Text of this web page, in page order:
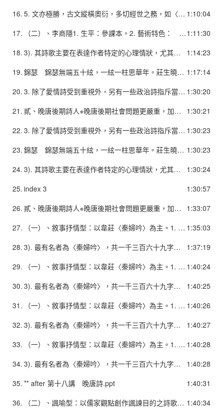
1:10:04
16.
5. 文亦極勝，古文縱橫奧衍，多切經世之務，如〈守論〉。〈阿房宮賦〉以文為賦，為歐陽修〈秋聲賦〉、蘇軾〈赤壁賦〉之先聲。○洪亮吉以為唐代詩文兼擅者，惟韓、柳、小杜。
1:11:30
17.
（二）、李商隱1. 生平：參課本。2. 藝術特色： 1). 李商隱詩律細密工麗，頗有杜甫風格。 2). 幽微隱約的詩歌美（李賀已啟其端）：自覺使用瑰麗意象，冷僻典故，重疊隱喻，營造迷離而朦朧的意境，如〈錦瑟〉詩一類。這種作品擴大了詩歌的感情容量，提供更細膩、更複雜的表現方式，為唐詩開僻了新的天地
1:14:23
18.
3). 其詩歌主要在表達作者特定的心理情狀，尤其是作者的熱切追求或心緒的憂傷，情緒是其關注的焦點，但是在表現手法上，則較為直觀，重視意象的選擇綴合。 a. 不著重具體內容的表達，而主要在透過特殊意象的選取與綴合，以突顯其內心的感受及情緒。 b. 不注意情節與事理邏輯（敘事和議論被抽掉了）而多以作者潛在流動的心緒來建構詩中的意脈，有時流露出的情緒層次會有跳躍性的套疊。
1:17:14
19.
錦瑟 錦瑟無端五十絃，一絃一柱思華年。莊生曉夢迷蝴蝶，望帝春心託杜鵑。滄海月明珠有淚，藍田日暖玉生煙。此情可待成追憶，只是當時已惘然。
1:30:20
20.
3. 除了愛情詩受到重視外，另有一些政治詩指斥當時政治之亂象，抒發悲憤之情。4. 其詩在詮釋上面有諸多可能，意旨隱晦，往往被詩評家認為是寄託深微的作品。5.為北宋初期詩壇如楊億諸人「西昆體」追隨模範的對象。
1:30:21
21.
貳、晚唐後期詩人※晚唐後期社會問題更嚴重，加上戰禍頻仍，人民生活愈加痛苦。※此時詩歌可分三類：社會寫實、淡泊冷漠、愛情詩。一、社會寫實：※揭示社會殘破與人民苦難的詩。又有兩類：敘事抒情型及諷喻型。 （一）、敘事抒情型：以韋莊〈秦婦吟〉為主。 （二）、諷喻型：以儒家觀點創作諷諫目的之詩歌。
1:30:23
22.
3. 除了愛情詩受到重視外，另有一些政治詩指斥當時政治之亂象，抒發悲憤之情。4. 其詩在詮釋上面有諸多可能，意旨隱晦，往往被詩評家認為是寄託深微的作品。5.為北宋初期詩壇如楊億諸人「西昆體」追隨模範的對象。
1:30:23
23.
錦瑟 錦瑟無端五十絃，一絃一柱思華年。莊生曉夢迷蝴蝶，望帝春心託杜鵑。滄海月明珠有淚，藍田日暖玉生煙。此情可待成追憶，只是當時已惘然。
1:30:24
24.
3). 其詩歌主要在表達作者特定的心理情狀，尤其是作者的熱切追求或心緒的憂傷，情緒是其關注的焦點，但是在表現手法上，則較為直觀，重視意象的選擇綴合。 a. 不著重具體內容的表達，而主要在透過特殊意象的選取與綴合，以突顯其內心的感受及情緒。 b. 不注意情節與事理邏輯（敘事和議論被抽掉了）而多以作者潛在流動的心緒來建構詩中的意脈，有時流露出的情緒層次會有跳躍性的套疊。
1:30:57
25. index 3
1:33:07
26.
貳、晚唐後期詩人※晚唐後期社會問題更嚴重，加上戰禍頻仍，人民生活愈加痛苦。※此時詩歌可分三類：社會寫實、淡泊冷漠、愛情詩。一、社會寫實：※揭示社會殘破與人民苦難的詩。又有兩類：敘事抒情型及諷喻型。 （一）、敘事抒情型：以韋莊〈秦婦吟〉為主。 （二）、諷喻型：以儒家觀點創作諷諫目的之詩歌。
1:35:03
27.
（一）、敘事抒情型：以韋莊〈秦婦吟〉為主。1. 韋莊 1). 韋莊生平：參見課本。 2). 韋莊四十多才進士及第，早年自悲淪落，又經戰禍，對現實有深刻的揭露，也有悲憤之音。如〈立春日作〉： 九重天子去蒙塵，御柳無情依舊春。今日不關妃妾事，始知辜負馬嵬人。
1:37:19
28.
3). 最有名者為〈秦婦吟〉，共一千三百六十九字，為唐代最長的敘事詩，在韋莊生前即很流行，但因韋莊後來感到作品內容有一些觸忌（例如其中有「內庫燒為錦綉灰，天街踏盡公卿骨。」），盡量不予流傳，作品集中也不收入，以致失傳，後來在清末發現的敦煌文獻中保存了幾個寫本。本詩以一女子角度，敘述黃巢攻破長安時的遭遇，並旁及所見所聞。規模宏大，敘述明析，對過程、細節都交待清楚，並且全篇都以敘述人視角來交待事件，場面明晰如畫。 4). 韋莊也有一些抒寫男女情感之作，如〈悼亡姬〉。
1:40:24
29.
（一）、敘事抒情型：以韋莊〈秦婦吟〉為主。1. 韋莊 1). 韋莊生平：參見課本。 2). 韋莊四十多才進士及第，早年自悲淪落，又經戰禍，對現實有深刻的揭露，也有悲憤之音。如〈立春日作〉： 九重天子去蒙塵，御柳無情依舊春。今日不關妃妾事，始知辜負馬嵬人。
1:40:25
30.
3). 最有名者為〈秦婦吟〉，共一千三百六十九字，為唐代最長的敘事詩，在韋莊生前即很流行，但因韋莊後來感到作品內容有一些觸忌（例如其中有「內庫燒為錦綉灰，天街踏盡公卿骨。」），盡量不予流傳，作品集中也不收入，以致失傳，後來在清末發現的敦煌文獻中保存了幾個寫本。本詩以一女子角度，敘述黃巢攻破長安時的遭遇，並旁及所見所聞。規模宏大，敘述明析，對過程、細節都交待清楚，並且全篇都以敘述人視角來交待事件，場面明晰如畫。 4). 韋莊也有一些抒寫男女情感之作，如〈悼亡姬〉。
1:40:26
31.
（一）、敘事抒情型：以韋莊〈秦婦吟〉為主。1. 韋莊 1). 韋莊生平：參見課本。 2). 韋莊四十多才進士及第，早年自悲淪落，又經戰禍，對現實有深刻的揭露，也有悲憤之音。如〈立春日作〉： 九重天子去蒙塵，御柳無情依舊春。今日不關妃妾事，始知辜負馬嵬人。
1:40:27
32.
3). 最有名者為〈秦婦吟〉，共一千三百六十九字，為唐代最長的敘事詩，在韋莊生前即很流行，但因韋莊後來感到作品內容有一些觸忌（例如其中有「內庫燒為錦綉灰，天街踏盡公卿骨。」），盡量不予流傳，作品集中也不收入，以致失傳，後來在清末發現的敦煌文獻中保存了幾個寫本。本詩以一女子角度，敘述黃巢攻破長安時的遭遇，並旁及所見所聞。規模宏大，敘述明析，對過程、細節都交待清楚，並且全篇都以敘述人視角來交待事件，場面明晰如畫。 4). 韋莊也有一些抒寫男女情感之作，如〈悼亡姬〉。
1:40:28
33.
（一）、敘事抒情型：以韋莊〈秦婦吟〉為主。1. 韋莊 1). 韋莊生平：參見課本。 2). 韋莊四十多才進士及第，早年自悲淪落，又經戰禍，對現實有深刻的揭露，也有悲憤之音。如〈立春日作〉： 九重天子去蒙塵，御柳無情依舊春。今日不關妃妾事，始知辜負馬嵬人。
1:40:28
34.
3). 最有名者為〈秦婦吟〉，共一千三百六十九字，為唐代最長的敘事詩，在韋莊生前即很流行，但因韋莊後來感到作品內容有一些觸忌（例如其中有「內庫燒為錦綉灰，天街踏盡公卿骨。」），盡量不予流傳，作品集中也不收入，以致失傳，後來在清末發現的敦煌文獻中保存了幾個寫本。本詩以一女子角度，敘述黃巢攻破長安時的遭遇，並旁及所見所聞。規模宏大，敘述明析，對過程、細節都交待清楚，並且全篇都以敘述人視角來交待事件，場面明晰如畫。 4). 韋莊也有一些抒寫男女情感之作，如〈悼亡姬〉。
1:40:31
35. ** after 第十八講 晚唐詩.ppt
1:40:34
36.
（二）、諷喻型：以儒家觀點創作諷諫目的之詩歌。1. 為宋代同類詩之先聲。2. 如杜荀鶴〈亂後遭村叟〉： 經亂衰翁居破村，村中何事不傷魂。 因供寨木無桑拓，為著鄉兵絕子孫。 還似平寧征賦稅，未嘗州縣略安存。 至今雞犬皆星散，日落前山獨倚門。